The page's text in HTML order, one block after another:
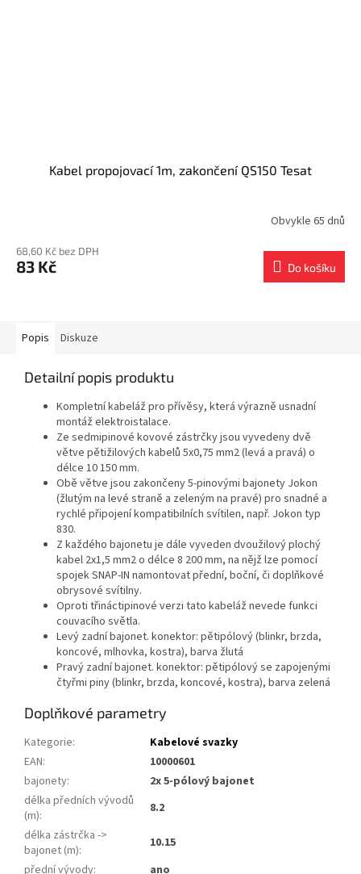
Kabel propojovací 1m, zakončení QS150 Tesat
Obvykle 65 dnů
68,60 Kč bez DPH
83 Kč Do košíku
Popis Diskuze
Detailní popis produktu
Kompletní kabeláž pro přívěsy, která výrazně usnadní
montáž elektroistalace.
Ze sedmipinové kovové zástrčky jsou vyvedeny dvě
větve pětižilových kabelů 5x0,75 mm2 (levá a pravá) o
délce 10 150 mm.
Obě větve jsou zakončeny 5-pinovými bajonety Jokon
(žlutým na levé straně a zeleným na pravé) pro snadné a
rychlé připojení kompatibilních svítilen, např. Jokon typ
830.
Z každého bajonetu je dále vyveden dvoužilový plochý
kabel 2x1,5 mm2 o délce 8 200 mm, na nějž lze pomocí
spojek SNAP-IN namontovat přední, boční, či doplňkové
obrysové svítilny.
Oproti třináctipinové verzi tato kabeláž nevede funkci
couvacího světla.
Levý zadní bajonet. konektor: pětipólový (blinkr, brzda,
koncové, mlhovka, kostra), barva žlutá
Pravý zadní bajonet. konektor: pětipólový se zapojenými
čtyřmi piny (blinkr, brzda, koncové, kostra), barva zelená
Doplňkové parametry
Kategorie:
Kabelové svazky
EAN:
10000601
bajonety:
2x 5-pólový bajonet
délka předních vývodů
(m):
8.2
délka zástrčka ->
bajonet (m):
10.15
přední vývody: ano